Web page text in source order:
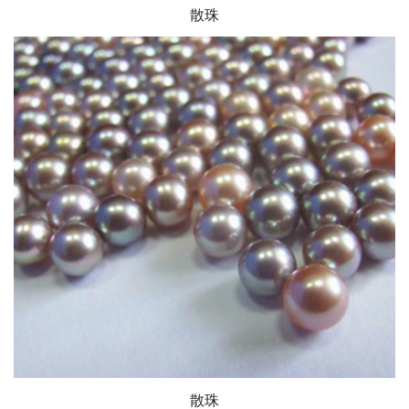
散珠
散珠